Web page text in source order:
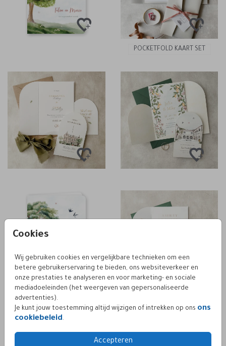
Cookies
Wij gebruiken cookies en vergelijkbare technieken om een
betere gebruikerservaring te bieden, ons websiteverkeer en
onze prestaties te analyseren en voor marketing- en sociale
mediadoeleinden (het weergeven van gepersonaliseerde
advertenties).
Je kunt jouw toestemming altijd wijzigen of intrekken op ons ons
cookiebeleid.
Accepteren
POCKETFOLD KAART SET